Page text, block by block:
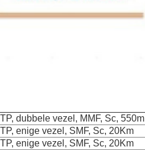
dubbele vezel, MMF, Sc, 550m
enige vezel, SMF, Sc, 20Km
enige vezel, SMF, Sc, 20Km